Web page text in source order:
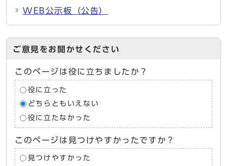
WEB公示板（公告）
ご意見をお聞かせください
このページは役に立ちましたか？
役に立った
どちらともいえない
役に立たなかった
このページは見つけやすかったですか？
見つけやすかった